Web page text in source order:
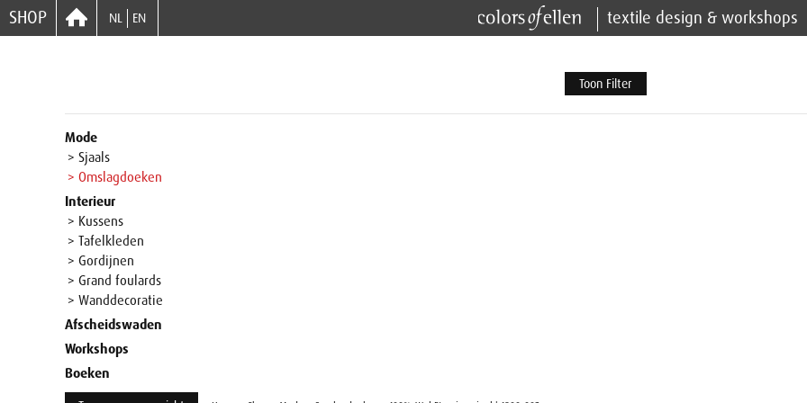
SHOP NL EN textile design & workshops
Toon Filter
Mode
> Sjaals
> Omslagdoeken
Interieur
> Kussens
> Tafelkleden
> Gordijnen
> Grand foulards
> Wanddecoratie
Afscheidswaden
Workshops
Boeken